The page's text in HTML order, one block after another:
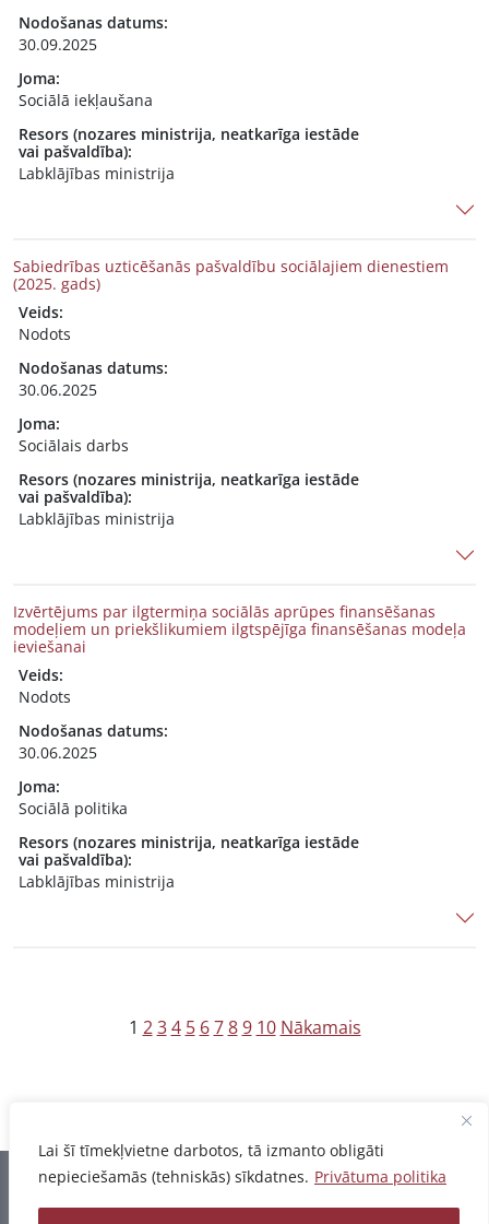
Lai šī tīmekļvietne darbotos, tā izmanto obligāti
nepieciešamās (tehniskās) sīkdatnes. Privātuma politika
Nodošanas datums:
30.09.2025
Joma:
Sociālā iekļaušana
Resors (nozares ministrija, neatkarīga iestāde
vai pašvaldība):
Labklājības ministrija
Sabiedrības uzticēšanās pašvaldību sociālajiem dienestiem
(2025. gads)
Veids:
Nodots
Nodošanas datums:
30.06.2025
Joma:
Sociālais darbs
Resors (nozares ministrija, neatkarīga iestāde
vai pašvaldība):
Labklājības ministrija
Izvērtējums par ilgtermiņa sociālās aprūpes finansēšanas
modeļiem un priekšlikumiem ilgtspējīga finansēšanas modeļa
ieviešanai
Veids:
Nodots
Nodošanas datums:
30.06.2025
Joma:
Sociālā politika
Resors (nozares ministrija, neatkarīga iestāde
vai pašvaldība):
Labklājības ministrija
Z
n
u
1 2 3 4 5 6 7 8 9 10 Nākamais
Informācija pēdējo reizi atjaunota 07.08.2026